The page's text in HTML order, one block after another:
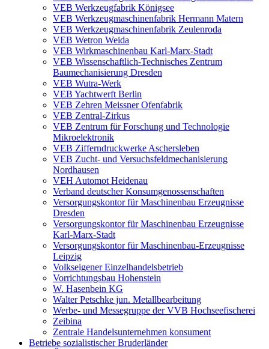
VEB Werkzeugfabrik Königsee
VEB Werkzeugmaschinenfabrik Hermann Matern
VEB Werkzeugmaschinenfabrik Zeulenroda
VEB Wetron Weida
VEB Wirkmaschinenbau Karl-Marx-Stadt
VEB Wissenschaftlich-Technisches Zentrum
Baumechanisierung Dresden
VEB Wutra-Werk
VEB Yachtwerft Berlin
VEB Zehren Meissner Ofenfabrik
VEB Zentral-Zirkus
VEB Zentrum für Forschung und Technologie
Mikroelektronik
VEB Zifferndruckwerke Aschersleben
VEB Zucht- und Versuchsfeldmechanisierung
Nordhausen
VEH Automot Heidenau
Verband deutscher Konsumgenossenschaften
Versorgungskontor für Maschinenbau Erzeugnisse
Dresden
Versorgungskontor für Maschinenbau Erzeugnisse
Karl-Marx-Stadt
Versorgungskontor für Maschinenbau-Erzeugnisse
Leipzig
Volkseigener Einzelhandelsbetrieb
Vorrichtungsbau Hohenstein
W. Hasenbein KG
Walter Petschke jun. Metallbearbeitung
Werbe- und Messegruppe der VVB Hochseefischerei
Zeibina
Zentrale Handelsunternehmen konsument
Betriebe sozialistischer Bruderländer